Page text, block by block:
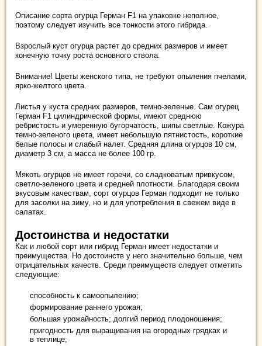
Описание сорта огурца Герман F1 на упаковке неполное,
поэтому следует изучить все тонкости этого гибрида.
Взрослый куст огурца растет до средних размеров и имеет
конечную точку роста основного ствола.
Внимание! Цветы женского типа, не требуют опыления пчелами,
ярко-желтого цвета.
Листья у куста средних размеров, темно-зеленые. Сам огурец
Герман F1 цилиндрической формы, имеют среднюю
ребристость и умеренную бугорчатость, шипы светлые. Кожура
темно-зеленого цвета, имеет небольшую пятнистость, короткие
белые полосы и слабый налет. Средняя длина огурцов 10 см,
диаметр 3 см, а масса не более 100 гр.
Мякоть огурцов не имеет горечи, со сладковатым привкусом,
светло-зеленого цвета и средней плотности. Благодаря своим
вкусовым качествам, сорт огурцов Герман подходит не только
для засолки на зиму, но и для употребления в свежем виде в
салатах.
Достоинства и недостатки
Как и любой сорт или гибрид Герман имеет недостатки и
преимущества. Но достоинств у него значительно больше, чем
отрицательных качеств. Среди преимуществ следует отметить
следующие:
способность к самоопылению;
формирование раннего урожая;
большая урожайность; долгий период плодоношения;
пригодность для выращивания на огородных грядках и
в теплице;